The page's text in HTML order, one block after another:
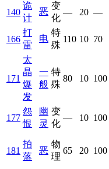
140
诡
计
恶
变
化
— 20 —
166
打
雷
电
特
殊
110 10 70
171
太
晶
爆
发
一
般
特
殊
80 10 100
177
怨
恨
幽
灵
变
化
— 10 100
181
拍
落
恶
物
理
65 20 100